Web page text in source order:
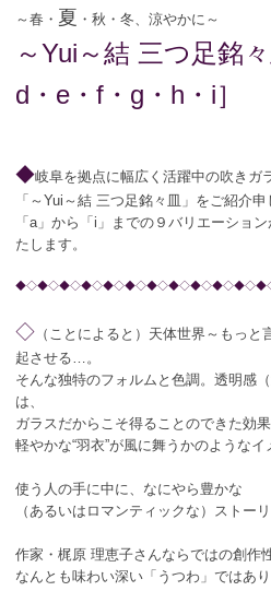
～春・ 夏 ・秋・冬、涼やかに～
～Yui～結 三つ足銘
d・e・f・g・h・i］
◆岐阜を拠点に幅広く活躍中の吹きガ
「～Yui～結 三つ足銘々皿」をご紹介申
「a」から「i」までの９バリエーショ
たします。
◇ （ことによると）天体世界～もっ
起させる…。
そんな独特のフォルムと色調。透明感
は、
ガラスだからこそ得ることのできた効
軽やかな“羽衣”が風に舞うかのようなイ
使う人の手に中に、なにやら豊かな
（あるいはロマンティックな）ストー
作家・梶原 理恵子さんならではの創作
なんとも味わい深い「うつわ」ではあ